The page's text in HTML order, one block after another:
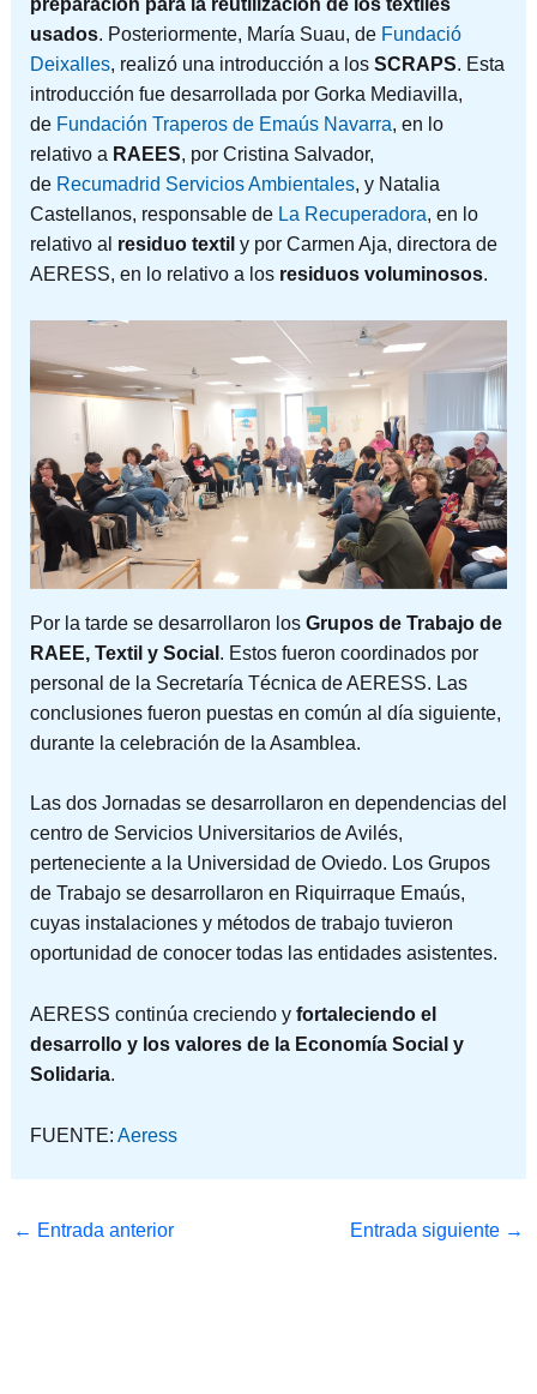
preparación para la reutilización de los textiles
usados. Posteriormente, María Suau, de Fundació
Deixalles, realizó una introducción a los SCRAPS. Esta
introducción fue desarrollada por Gorka Mediavilla,
de Fundación Traperos de Emaús Navarra, en lo
relativo a RAEES, por Cristina Salvador,
de Recumadrid Servicios Ambientales, y Natalia
Castellanos, responsable de La Recuperadora, en lo
relativo al residuo textil y por Carmen Aja, directora de
AERESS, en lo relativo a los residuos voluminosos.
Por la tarde se desarrollaron los Grupos de Trabajo de
RAEE, Textil y Social . Estos fueron coordinados por
personal de la Secretaría Técnica de AERESS. Las
conclusiones fueron puestas en común al día siguiente,
durante la celebración de la Asamblea.
Las dos Jornadas se desarrollaron en dependencias del
centro de Servicios Universitarios de Avilés,
perteneciente a la Universidad de Oviedo. Los Grupos
de Trabajo se desarrollaron en Riquirraque Emaús,
cuyas instalaciones y métodos de trabajo tuvieron
oportunidad de conocer todas las entidades asistentes.
AERESS continúa creciendo y fortaleciendo el
desarrollo y los valores de la Economía Social y
Solidaria.
FUENTE: Aeress
← Entrada anterior Entrada siguiente →